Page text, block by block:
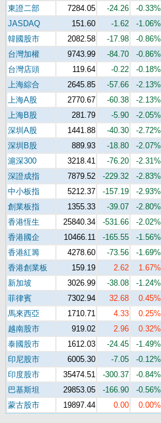
東證二部
7284.05 -24.26 -0.33%
JASDAQ
151.60 -1.62 -1.06%
韓國股市
2082.58 -17.98 -0.86%
台灣加權
9743.99 -84.70 -0.86%
台灣店頭
119.64 -0.22 -0.18%
上海綜合
2645.85 -57.66 -2.13%
上海A股
2770.67 -60.38 -2.13%
上海B股
281.79 -5.90 -2.05%
深圳A股
1441.88 -40.30 -2.72%
深圳B股
889.93 -18.80 -2.07%
滬深300
3218.41 -76.20 -2.31%
深證成指
7879.52 -229.32 -2.83%
中小板指
5212.37 -157.19 -2.93%
創業板指
1355.33 -39.07 -2.80%
香港恆生
25840.34 -531.66 -2.02%
香港國企
10466.11 -165.55 -1.56%
香港紅籌
4278.60 -73.56 -1.69%
香港創業板
159.19 2.62 1.67%
新加坡
3026.99 -38.08 -1.24%
菲律賓
7302.94 32.68 0.45%
馬來西亞
1710.71 4.33 0.25%
越南股市
919.02 2.96 0.32%
泰國股市
1612.03 -24.45 -1.49%
印尼股市
6005.30 -7.05 -0.12%
印度股市
35474.51 -300.37 -0.84%
巴基斯坦
29853.05 -166.90 -0.56%
蒙古股市
19897.44 0.00 0.00%